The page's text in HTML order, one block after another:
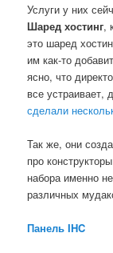
Услуги у них
Шаред хостинг,
это шаред
им как-то
ясно, что
все устраивает,
сделали
Так же, они
про
набора именно
различных
Панель IHC